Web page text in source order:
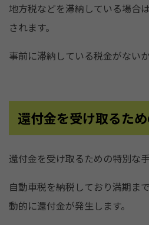
地方税などを滞納している場合
されます。
事前に滞納している税金がない
還付金を受け取るた
還付金を受け取るための特別な
自動車税を納税しており満期ま
動的に還付金が発生します。